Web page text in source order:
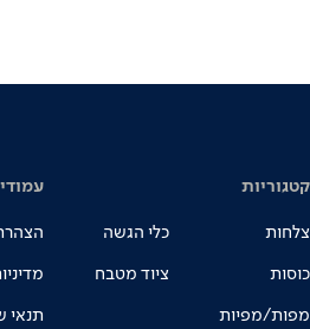
קטגוריות
צלחות כלי הגשה
כוסות ציוד מטבח
מפות/מפיות תנאי